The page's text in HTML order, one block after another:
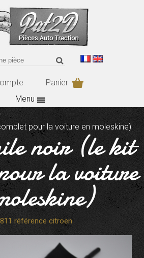
Panier
Menu
pour la voiture en moleskine)
noir (le kit
la voiture
référence citroen